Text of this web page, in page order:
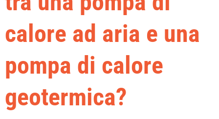
calore ad aria e una
pompa di calore
geotermica?